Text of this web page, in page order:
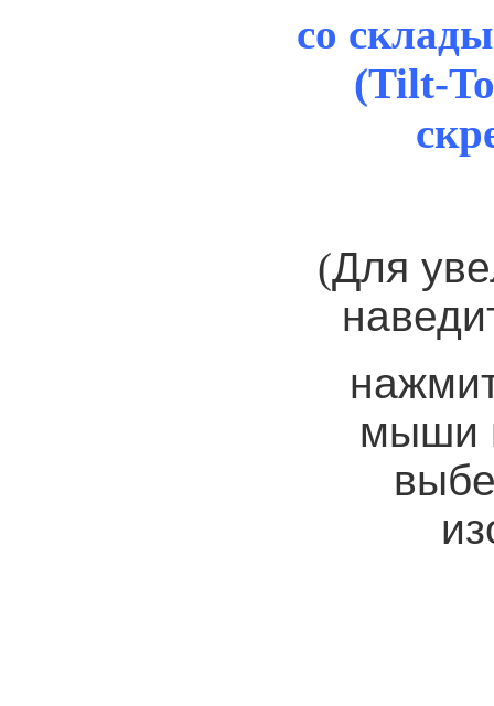
со
(Tilt-
(Для
мыши